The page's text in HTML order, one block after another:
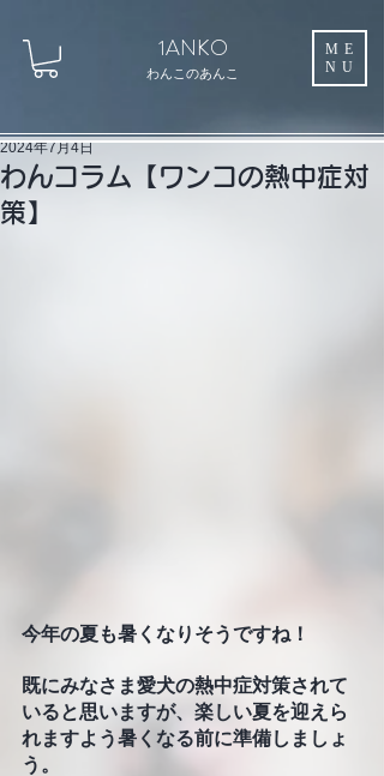
1ANKO
わんこのあんこ
ME
NU
わんコラム【ワンコの熱中症対
策】
2024年7月4日
今年の夏も暑くなりそうですね！
既にみなさま愛犬の熱中症対策されて
いると思いますが、楽しい夏を迎えら
れますよう暑くなる前に準備しましょ
う。